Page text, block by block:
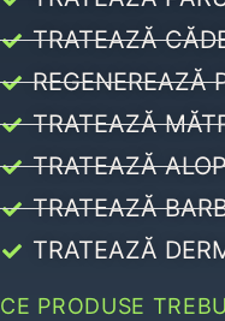
TRATEAZĂ
REGENEREAZĂ
TRATEAZĂ
TRATEAZĂ
TRATEAZĂ
TRATEAZĂ
CE PRODUSE